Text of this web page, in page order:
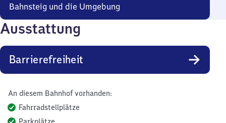
Bahnsteig und die Umgebung
Ausstattung
Barrierefreiheit
An diesem Bahnhof vorhanden:
Fahrradstellplätze